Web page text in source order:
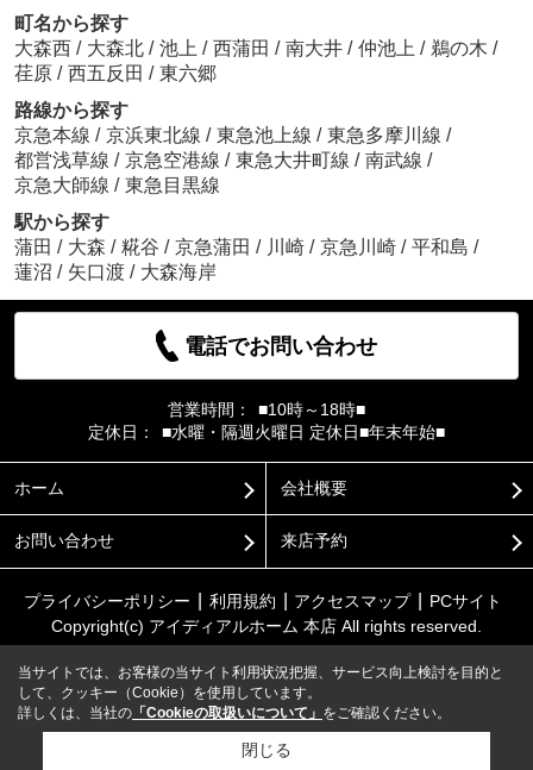
町名から探す
大森西 / 大森北 / 池上 / 西蒲田 / 南大井 / 仲池上 / 鵜の木 /
荏原 / 西五反田 / 東六郷
路線から探す
京急本線 / 京浜東北線 / 東急池上線 / 東急多摩川線 /
都営浅草線 / 京急空港線 / 東急大井町線 / 南武線 /
京急大師線 / 東急目黒線
駅から探す
蒲田 / 大森 / 糀谷 / 京急蒲田 / 川崎 / 京急川崎 / 平和島 /
蓮沼 / 矢口渡 / 大森海岸
電話でお問い合わせ
営業時間：
■10時～18時■
定休日：
■水曜・隔週火曜日 定休日■年末年始■
ホーム 会社概要
お問い合わせ 来店予約
プライバシーポリシー 利用規約 アクセスマップ
PCサイト
Copyright(c) アイディアルホーム 本店 All rights reserved.
当サイトでは、お客様の当サイト利用状況把握、サービス向上検討を目的と
して、クッキー（Cookie）を使用しています。
詳しくは、当社の 「Cookieの取扱いについて」 をご確認ください。
閉じる